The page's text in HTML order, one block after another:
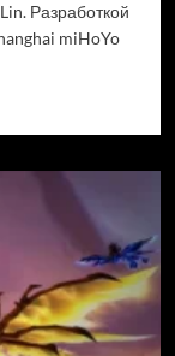
Разработкой
miHoYo